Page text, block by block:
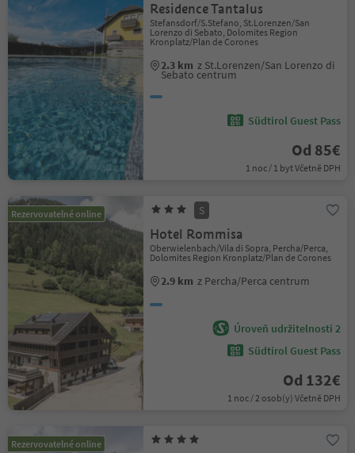
Residence Tantalus
Stefansdorf/S.Stefano, St.Lorenzen/San
Lorenzo di Sebato, Dolomites Region
Kronplatz/Plan de Corones
2.3 km z St.Lorenzen/San Lorenzo di
Sebato centrum
Südtirol Guest Pass
Od 85€
1 noc / 1 byt Včetně DPH
Rezervovatelné online S
Hotel Rommisa
Oberwielenbach/Vila di Sopra, Percha/Perca,
Dolomites Region Kronplatz/Plan de Corones
2.9 km z Percha/Perca centrum
Úroveň udržitelnosti 2
Südtirol Guest Pass
Od 132€
1 noc / 2 osob(y) Včetně DPH
Rezervovatelné online